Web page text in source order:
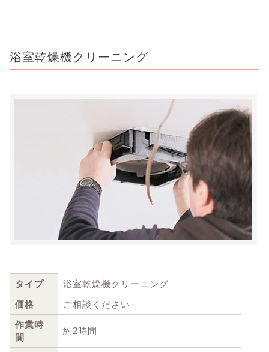
浴室乾燥機クリーニング
タイプ
浴室乾燥機クリーニング
価格
ご相談ください
作業時
間
約2時間